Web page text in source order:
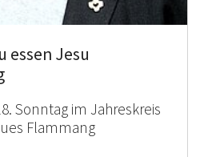
essen Jesu
Sonntag im Jahreskreis
Flammang